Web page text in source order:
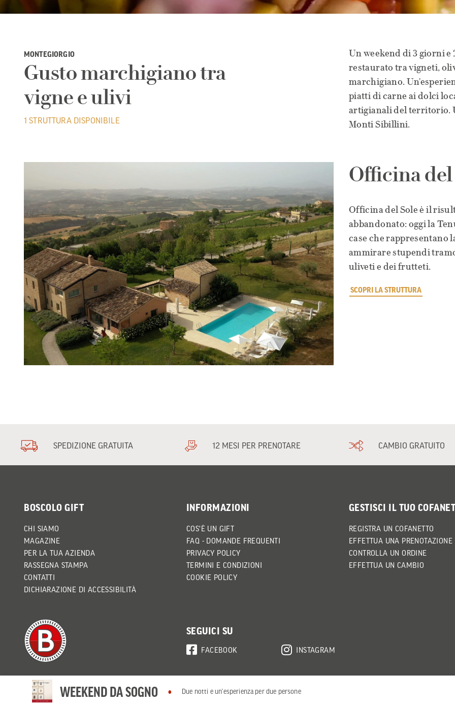
MONTEGIORGIO
Gusto marchigiano tra
vigne e ulivi
1 STRUTTURA DISPONIBILE
Un weekend di 3 giorni
restaurato tra vigneti,
marchigiano.
piatti di carne ai dolci
artigianali del territorio.
Monti Sibillini.
Officina
Officina del Sole è il
abbandonato: oggi la
case che rappresentano
ammirare stupendi
uliveti e dei frutteti.
SCOPRI LA STRUTTURA
WEEKEND DA SOGNO Due notti e un’esperienza per due persone
SPEDIZIONE GRATUITA 12 MESI PER PRENOTARE CAMBIO GRATUITO
BOSCOLO GIFT
CHI SIAMO
MAGAZINE
PER LA TUA AZIENDA
RASSEGNA STAMPA
CONTATTI
DICHIARAZIONE DI ACCESSIBILITÀ
INFORMAZIONI
COS'È UN GIFT
FAQ - DOMANDE FREQUENTI
PRIVACY POLICY
TERMINI E CONDIZIONI
COOKIE POLICY
GESTISCI IL TUO
REGISTRA UN COFANETTO
EFFETTUA UNA PRENOTAZIONE
CONTROLLA UN ORDINE
EFFETTUA UN CAMBIO
SEGUICI SU
FACEBOOK INSTAGRAM